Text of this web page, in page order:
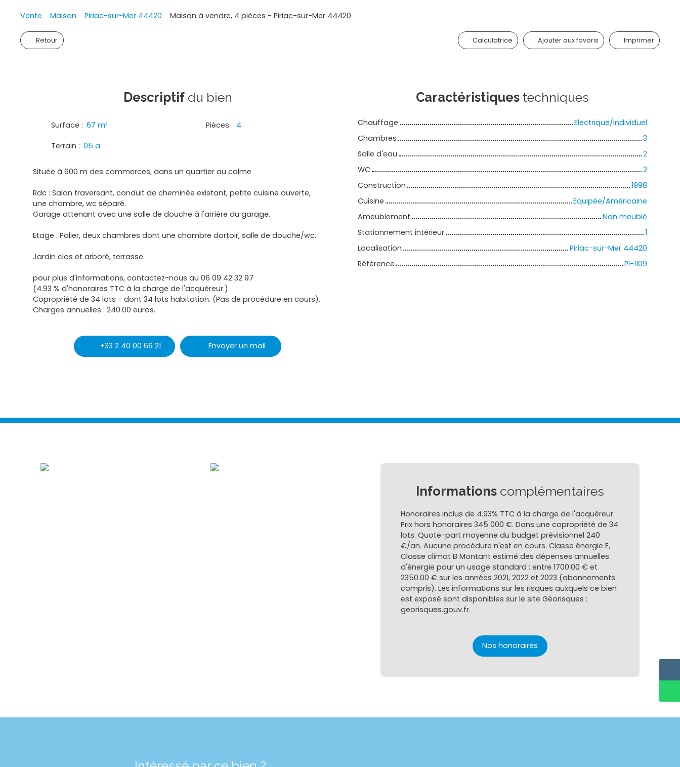
Vente Maison Piriac-sur-Mer 44420 Maison à vendre, 4 pièces - Piriac-sur-Mer 44420
Retour Calculatrice Ajouter aux favoris Imprimer
Descriptifdu bien
Surface : 67 m² Pièces : 4
Terrain : 05 a
Située à 600 m des commerces, dans un quartier au calme
Rdc : Salon traversant, conduit de cheminée existant, petite cuisine ouverte,
une chambre, wc séparé.
Garage attenant avec une salle de douche à l'arrière du garage.
Etage : Palier, deux chambres dont une chambre dortoir, salle de douche/wc.
Jardin clos et arboré, terrasse.
pour plus d'informations, contactez-nous au 06 09 42 32 97
(4.93 % d'honoraires TTC à la charge de l'acquéreur.)
Copropriété de 34 lots - dont 34 lots habitation. (Pas de procédure en cours).
Charges annuelles : 240.00 euros.
+33 2 40 00 66 21 Envoyer un mail
Caractéristiques techniques
Chauffage
Electrique/Individuel
Chambres
3
Salle d'eau
2
WC
2
Construction
1998
Cuisine
Equipée/Américaine
Ameublement
Non meublé
Stationnement intérieur
1
Localisation
Piriac-sur-Mer 44420
Référence
PI-1109
Informations complémentaires
Honoraires inclus de 4.93% TTC à la charge de l'acquéreur.
Prix hors honoraires 345 000 €. Dans une copropriété de 34
lots. Quote-part moyenne du budget prévisionnel 240
€/an. Aucune procédure n'est en cours. Classe énergie E,
Classe climat B Montant estimé des dépenses annuelles
d'énergie pour un usage standard : entre 1700.00 € et
2350.00 € sur les années 2021, 2022 et 2023 (abonnements
compris). Les informations sur les risques auxquels ce bien
est exposé sont disponibles sur le site Géorisques :
georisques.gouv.fr.
Nos honoraires